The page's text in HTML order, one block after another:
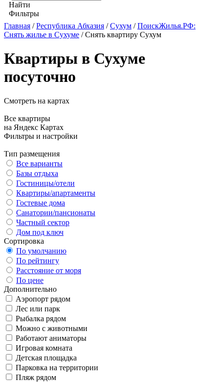
Найти
Фильтры
Главная /Республика Абхазия /Сухум /ПоискЖилья.РФ:
Снять жилье в Сухуме / Снять квартиру Сухум
Квартиры в Сухуме
посуточно
Смотреть на картах
Все квартиры
на Яндекс Картах
Фильтры и настройки
Тип размещения
Все варианты
Базы отдыха
Гостиницы/отели
Квартиры/апартаменты
Гостевые дома
Санатории/пансионаты
Частный сектор
Дом под ключ
Сортировка
По умолчанию
По рейтингу
Расстояние от моря
По цене
Дополнительно
Аэропорт рядом
Лес или парк
Рыбалка рядом
Можно с животными
Работают аниматоры
Игровая комната
Детская площадка
Парковка на территории
Пляж рядом